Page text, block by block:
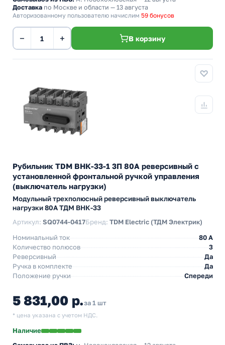
Доставка по Москве и области — 13 августа
Авторизованному пользователю начислим 59 бонусов
− + В корзину
Рубильник TDM ВНК-33-1 3П 80А реверсивный с
установленной фронтальной ручкой управления
(выключатель нагрузки)
Модульный трехполюсный реверсивный выключатель
нагрузки 80А ТДМ ВНК-33
Артикул: SQ0744-0417Бренд: TDM Electric (ТДМ Электрик)
Номинальный ток
80 A
Количество полюсов
3
Реверсивный
Да
Ручка в комплекте
Да
Положение ручки
Спереди
5 831,00 р.за 1 шт
* цена указана с учетом НДС.
Наличие